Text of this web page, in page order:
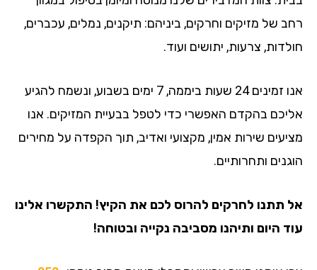
רחב של מזיקים וחרקים, ביניהם: תיקנים, נמלים, עכברים,
חולדות, צרעות, יתושים ועוד.
אנו זמינים 24 שעות ביממה, 7 ימים בשבוע, ונשמח להגיע
אליכם בהקדם האפשרי כדי לטפל בבעיית המזיקים. אנו
מציעים שירות אמין, מקצועי ואדיב, תוך הקפדה על מחירים
הוגנים ותחרותיים.
אל תתנו לחרקים להרוס לכם את הקיץ! התקשרו אלינו
עוד היום ותיהנו מסביבה נקייה ובטוחה!